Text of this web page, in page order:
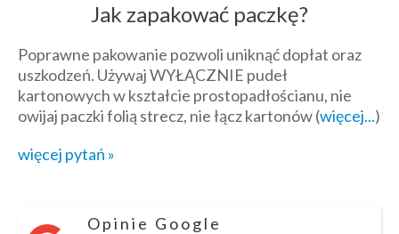
Jak zapakować paczkę?
Poprawne pakowanie pozwoli uniknąć dopłat oraz
uszkodzeń. Używaj WYŁĄCZNIE pudeł
kartonowych w kształcie prostopadłościanu, nie
owijaj paczki folią strecz, nie łącz kartonów (więcej...)
więcej pytań »
Opinie Google